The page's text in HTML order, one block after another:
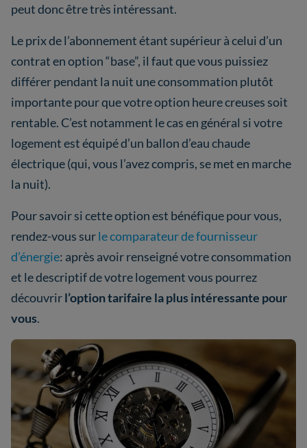
peut donc être très intéressant.
Le prix de l’abonnement étant supérieur à celui d’un
contrat en option “base”, il faut que vous puissiez
différer pendant la nuit une consommation plutôt
importante pour que votre option heure creuses soit
rentable. C’est notamment le cas en général si votre
logement est équipé d’un ballon d’eau chaude
électrique (qui, vous l’avez compris, se met en marche
la nuit).
Pour savoir si cette option est bénéfique pour vous,
rendez-vous surle comparateur de fournisseur
d’énergie: après avoir renseigné votre consommation
et le descriptif de votre logement vous pourrez
découvrirl’option tarifaire la plus intéressante pour
vous.